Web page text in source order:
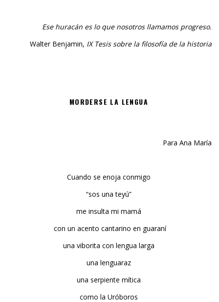
Ese huracán es lo que nosotros llamamos progreso.
Walter Benjamin, IX Tesis sobre la filosofía de la historia
MORDERSE LA LENGUA
Para Ana María
Cuando se enoja conmigo
“sos una teyú”
me insulta mi mamá
con un acento cantarino en guaraní
una viborita con lengua larga
una lenguaraz
una serpiente mítica
como la Uróboros